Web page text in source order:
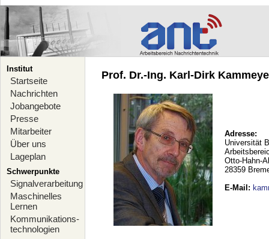
Institut
Startseite
Nachrichten
Jobangebote
Presse
Mitarbeiter
Über uns
Lageplan
Schwerpunkte
Signalverarbeitung
Maschinelles
Lernen
Kommunikations-
technologien
Prof. Dr.-Ing. Karl-Dirk
Adresse:
Universität
Otto-Hahn-
28359
E-Mail :